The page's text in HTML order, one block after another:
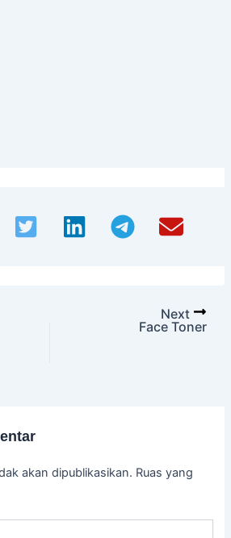
Next
Face Toner
akan dipublikasikan. Ruas yang